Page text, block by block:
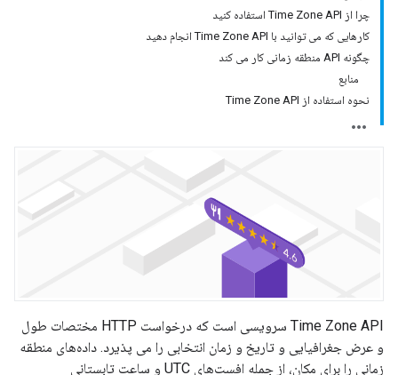
چرا از Time Zone API استفاده کنید
کارهایی که می توانید با Time Zone API انجام دهید
چگونه API منطقه زمانی کار می کند
منابع
نحوه استفاده از Time Zone API
Time Zone API سرویسی است که درخواست HTTP مختصات طول
و عرض جغرافیایی و تاریخ و زمان انتخابی را می پذیرد. داده‌های منطقه
زمانی را برای مکان، از جمله افست‌های UTC و ساعت تابستانی